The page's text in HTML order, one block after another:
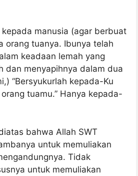
manusia (agar berbuat
orang tuanya. Ibunya telah
keadaan lemah yang
dan menyapihnya dalam dua
“Bersyukurlah kepada-Ku
tuamu.” Hanya kepada-
bahwa Allah SWT
untuk memuliakan
Tidak
untuk memuliakan